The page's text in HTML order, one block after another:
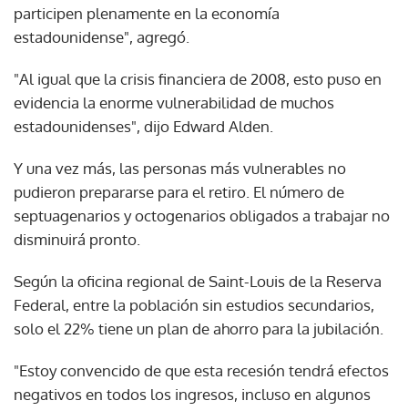
Gracias por suscribirte a nuestro boletín.
participen plenamente en la economía
estadounidense", agregó.
"Al igual que la crisis financiera de 2008, esto puso en
evidencia la enorme vulnerabilidad de muchos
estadounidenses", dijo Edward Alden.
Y una vez más, las personas más vulnerables no
pudieron prepararse para el retiro. El número de
septuagenarios y octogenarios obligados a trabajar no
disminuirá pronto.
Según la oficina regional de Saint-Louis de la Reserva
Federal, entre la población sin estudios secundarios,
solo el 22% tiene un plan de ahorro para la jubilación.
"Estoy convencido de que esta recesión tendrá efectos
negativos en todos los ingresos, incluso en algunos